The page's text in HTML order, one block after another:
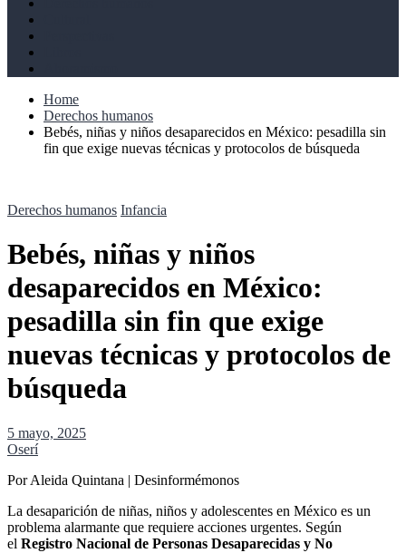
Home
Derechos humanos
Bebés, niñas y niños desaparecidos en México: pesadilla sin
fin que exige nuevas técnicas y protocolos de búsqueda
Derechos humanos Infancia
Bebés, niñas y niños
desaparecidos en México:
pesadilla sin fin que exige
nuevas técnicas y protocolos de
búsqueda
5 mayo, 2025
Oserí
Por Aleida Quintana | Desinformémonos
La desaparición de niñas, niños y adolescentes en México es un
problema alarmante que requiere acciones urgentes. Según
el Registro Nacional de Personas Desaparecidas y No